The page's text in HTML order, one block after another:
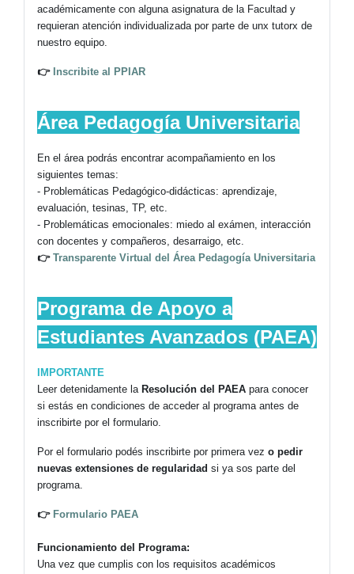
académicamente con alguna asignatura de la Facultad y
requieran atención individualizada por parte de unx tutorx de
nuestro equipo.
👉 Inscribite al PPIAR
Área Pedagogía Universitaria
En el área podrás encontrar acompañamiento en los
siguientes temas:
- Problemáticas Pedagógico-didácticas: aprendizaje,
evaluación, tesinas, TP, etc.
- Problemáticas emocionales: miedo al exámen, interacción
con docentes y compañeros, desarraigo, etc.
👉 Transparente Virtual del Área Pedagogía Universitaria
Programa de Apoyo a
Estudiantes Avanzados (PAEA)
IMPORTANTE
Leer detenidamente la Resolución del PAEA para conocer
si estás en condiciones de acceder al programa antes de
inscribirte por el formulario.
Por el formulario podés inscribirte por primera vez o pedir
nuevas extensiones de regularidad si ya sos parte del
programa.
👉 Formulario PAEA
Funcionamiento del Programa:
Una vez que cumplis con los requisitos académicos